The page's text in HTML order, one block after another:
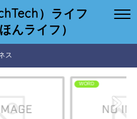
）ライフ
んライフ）
ス
WORD